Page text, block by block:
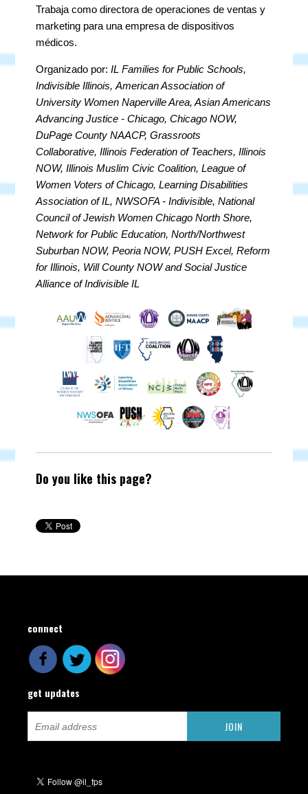
Trabaja como directora de operaciones de ventas y
marketing para una empresa de dispositivos
médicos.
Organizado por:IL Families for Public Schools,
Indivisible Illinois, American Association of
University Women Naperville Area, Asian Americans
Advancing Justice - Chicago, Chicago NOW,
DuPage County NAACP, Grassroots
Collaborative, Illinois Federation of Teachers, Illinois
NOW, Illinois Muslim Civic Coalition, League of
Women Voters of Chicago, Learning Disabilities
Association of IL, NWSOFA - Indivisible, National
Council of Jewish Women Chicago North Shore,
Network for Public Education, North/Northwest
Suburban NOW, Peoria NOW, PUSH Excel, Reform
for Illinois, Will County NOW and Social Justice
Alliance of Indivisible IL
Do you like this page?
connect
get updates